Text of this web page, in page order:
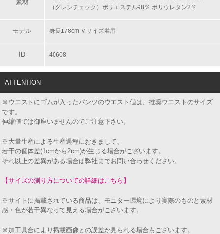
素材
（グレンチェック）ポリエステル98％ ポリウレタン2％
モデル 身長178cm Ｍサイズ着用
ID 40608
ATTENTION
※ウエストにゴムが入ったパンツのウエスト値は、推奨ウエストのサイズ
です。
伸縮値では御座いませんのでご注意下さい。
※大量生産による生産過程におきまして、
若干の個体差(1cmから2cm)が生じる場合がございます。
それ以上の差異がある場合は弊社までお問い合わせください。
【サイズの測り方についての詳細はこちら】
※サイトに掲載されている商品は、モニター環境により実際のものと素材
感・色が若干異なって見える場合がございます。
※加工具合により掲載画像との誤差が見られる場合もございます。